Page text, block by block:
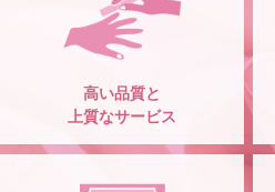
高い品質と
上質なサービス